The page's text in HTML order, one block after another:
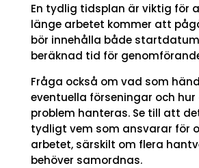
En tydlig tidsplan är viktig för
länge arbetet kommer att
bör innehålla både
beräknad tid för
Fråga också om vad som
eventuella förseningar och
problem hanteras. Se till att
tydligt vem som ansvarar för
arbetet, särskilt om flera
behöver samordnas.